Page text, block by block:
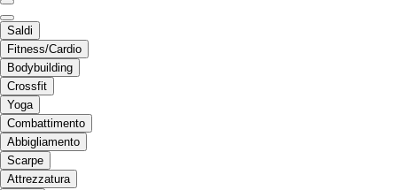
Saldi
Fitness/Cardio
Bodybuilding
Crossfit
Yoga
Combattimento
Abbigliamento
Scarpe
Attrezzatura